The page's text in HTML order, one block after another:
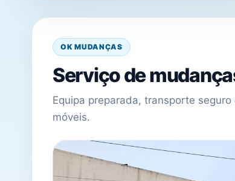
OK MUDANÇAS
Serviço de
Equipa preparada, transporte
móveis.